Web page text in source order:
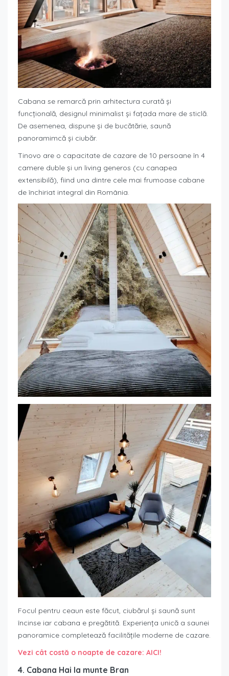
Cabana se remarcă prin arhitectura curată și
funcțională, designul minimalist și fațada mare de sticlă.
De asemenea, dispune și de bucătărie, saună
panoramimcă și ciubăr.
Tinovo are o capacitate de cazare de 10 persoane în 4
camere duble și un living generos (cu canapea
extensibilă), fiind una dintre cele mai frumoase cabane
de închiriat integral din România.
Focul pentru ceaun este făcut, ciubărul și saună sunt
încinse iar cabana e pregătită. Experiența unică a saunei
panoramice completează facilitățile moderne de cazare.
Vezi cât costă o noapte de cazare: AICI!
4. Cabana Hai la munte Bran